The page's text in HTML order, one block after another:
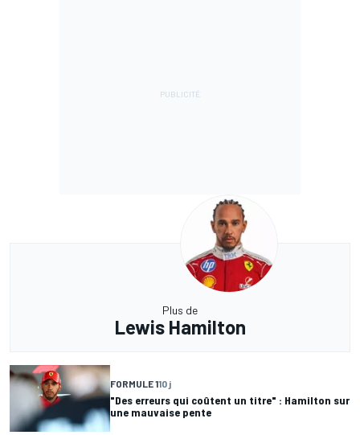
Plus de
Lewis Hamilton
FORMULE 110 j
"Des erreurs qui coûtent un titre" : Hamilton sur
une mauvaise pente